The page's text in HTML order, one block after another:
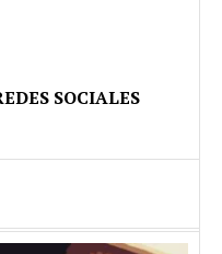
SOCIALES